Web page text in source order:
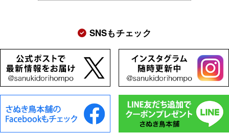
SNSもチェック